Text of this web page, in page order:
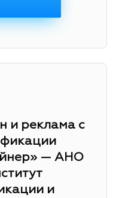
и реклама с
— АНО
и